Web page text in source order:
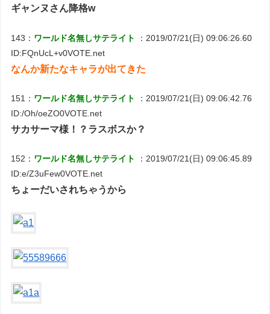
ギャンヌさん降格w
143： ワールド名無しサテライト
：2019/07/21(日) 09:06:26.60
ID:FQnUcL+v0VOTE.net
なんか新たなキャラが出てきた
151： ワールド名無しサテライト
：2019/07/21(日) 09:06:42.76
ID:/Oh/oeZO0VOTE.net
サカサーマ様！？ラスボスか？
152： ワールド名無しサテライト
：2019/07/21(日) 09:06:45.89
ID:e/Z3uFew0VOTE.net
ちょーだいされちゃうから